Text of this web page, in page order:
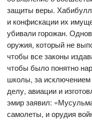
защиты веры.
и конфискации их
убивали горожан.
оружия, который не
чтобы все законы
чтобы было понятно
школы, за исключением
делу, авиации и
эмир заявил:
самолеты, и орудия